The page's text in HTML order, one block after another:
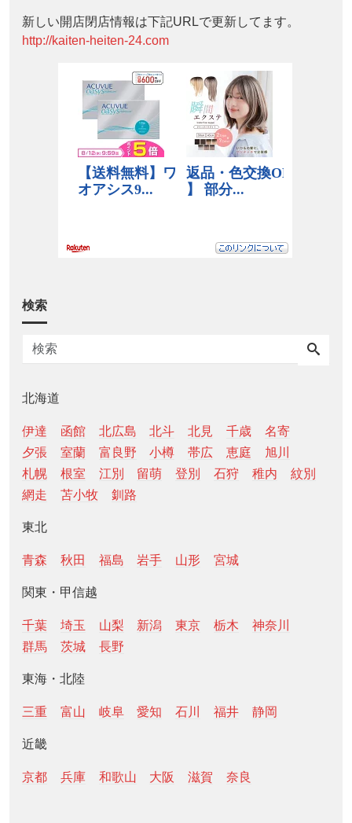
新しい開店閉店情報は下記URLで更新してます。
http://kaiten-heiten-24.com
検索
北海道
伊達 函館 北広島 北斗 北見 千歳
名寄
夕張
室蘭 富良野 小樽 帯広 恵庭
旭川
札幌
根室 江別 留萌 登別 石狩 稚内
紋別
網走
苫小牧 釧路
東北
青森 秋田 福島 岩手 山形 宮城
関東・甲信越
千葉 埼玉 山梨 新潟 東京 栃木
神奈川
群馬
茨城 長野
東海・北陸
三重 富山 岐阜 愛知 石川 福井 静岡
近畿
京都 兵庫 和歌山 大阪 滋賀 奈良